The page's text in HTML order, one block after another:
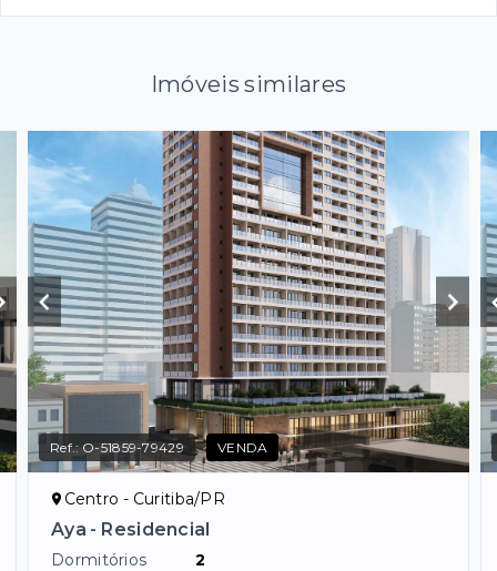
Imóveis similares
Ref.:O-51859-79429 VENDA
Centro - Curitiba/PR
Aya - Residencial
Dormitórios
2